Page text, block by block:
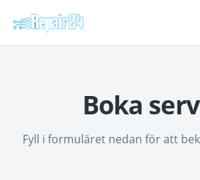
Boka
Fyll i formuläret nedan för att